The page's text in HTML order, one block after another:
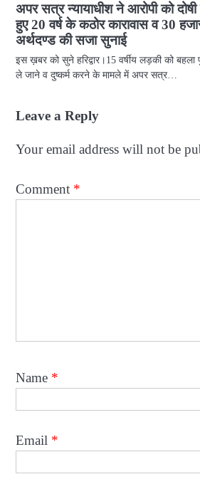
अपर सत्र न्यायाधीश ने आरोपी को दोषी
हुए 20 वर्ष के कठोर कारावास व 30
अर्थदण्ड की सजा सुनाई
इस ख़बर को सुने हरिद्वार।15 वर्षीय लड़की को
ले जाने व दुष्कर्म करने के मामले में अपर सत्र…
Leave a Reply
Your email address will not be
Comment *
Name *
Email *